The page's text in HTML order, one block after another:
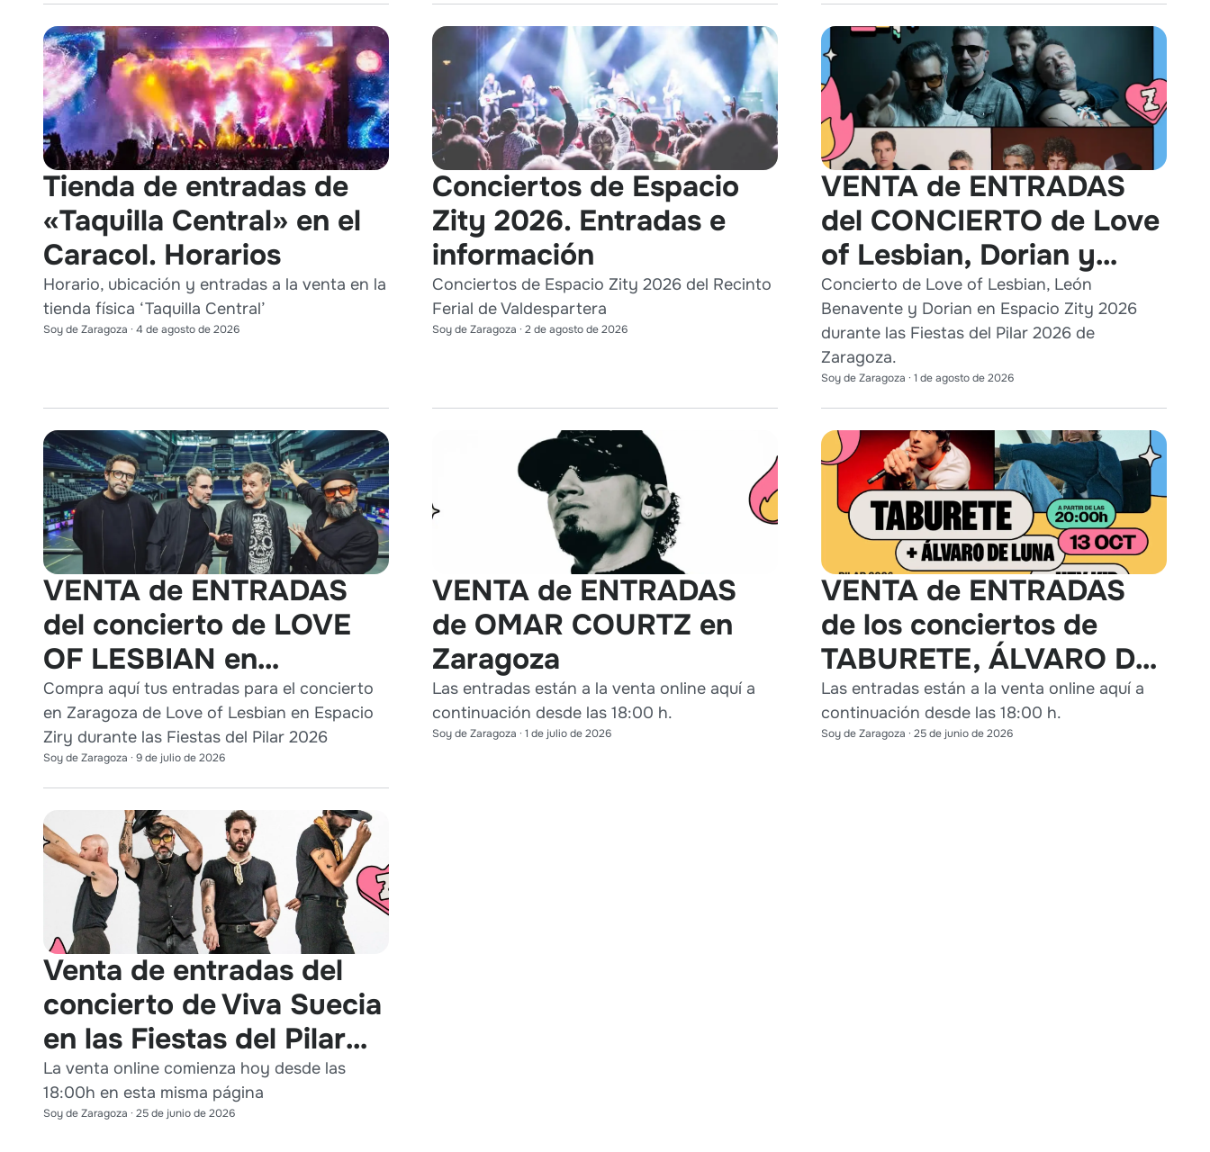
Tienda de entradas de
«Taquilla Central» en el
Caracol. Horarios
Horario, ubicación y entradas a la venta en la
tienda física ‘Taquilla Central’
Soy de Zaragoza · 4 de agosto de 2026
Conciertos de Espacio
Zity 2026. Entradas e
información
Conciertos de Espacio Zity 2026 del Recinto
Ferial de Valdespartera
Soy de Zaragoza · 2 de agosto de 2026
VENTA de ENTRADAS
del CONCIERTO de Love
of Lesbian, Dorian y
León Benavente en
Zaragoza 2026
Concierto de Love of Lesbian, León
Benavente y Dorian en Espacio Zity 2026
durante las Fiestas del Pilar 2026 de
Zaragoza.
Soy de Zaragoza · 1 de agosto de 2026
VENTA de ENTRADAS
del concierto de LOVE
OF LESBIAN en
Zaragoza durante Pilares
2026
Compra aquí tus entradas para el concierto
en Zaragoza de Love of Lesbian en Espacio
Ziry durante las Fiestas del Pilar 2026
Soy de Zaragoza · 9 de julio de 2026
VENTA de ENTRADAS
de OMAR COURTZ en
Zaragoza
Las entradas están a la venta online aquí a
continuación desde las 18:00 h.
Soy de Zaragoza · 1 de julio de 2026
VENTA de ENTRADAS
de los conciertos de
TABURETE, ÁLVARO DE
LUNA y HEY KID en
Zaragoza
Las entradas están a la venta online aquí a
continuación desde las 18:00 h.
Soy de Zaragoza · 25 de junio de 2026
Venta de entradas del
concierto de Viva Suecia
en las Fiestas del Pilar
2026
La venta online comienza hoy desde las
18:00h en esta misma página
Soy de Zaragoza · 25 de junio de 2026